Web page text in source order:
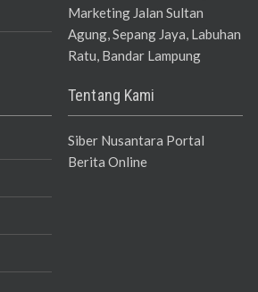
Marketing Jalan Sultan
Agung, Sepang Jaya, Labuhan
Ratu, Bandar Lampung
Tentang Kami
Siber Nusantara Portal
Berita Online